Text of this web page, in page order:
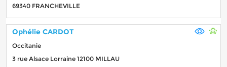
69340 FRANCHEVILLE
Ophélie CARDOT
Occitanie
3 rue Alsace Lorraine 12100 MILLAU